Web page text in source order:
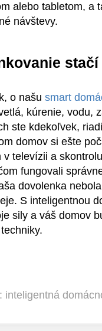
alebo tabletom, a
návštevy.
o našu smart
kúrenie, vodu,
ste kdekoľvek,
domov si ešte
televízii a
fungovali
dovolenka
S inteligentnou
sily a váš domov
inteligentná